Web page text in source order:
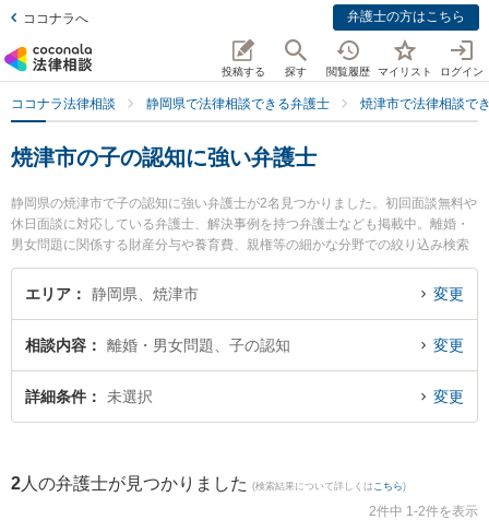
ココナラへ 弁護士の方はこちら
投稿する 探す 閲覧履歴 マイリスト ログイン
ココナラ法律相談 静岡県で法律相談できる弁護士 焼津市で法律相談で
焼津市の子の認知に強い弁護士
静岡県の焼津市で子の認知に強い弁護士が2名見つかりました。初回面談無料や
休日面談に対応している弁護士、解決事例を持つ弁護士なども掲載中。離婚・
男女問題に関係する財産分与や養育費、親権等の細かな分野での絞り込み検索
もでき便利です。特に弁護士法人KURATA 焼津事務所の黒木 朋宏弁護士や西尾
智美法律事務所の西尾 智美弁護士のプロフィール情報や弁護士費用、強みなど
弁護士を検索したい』『初回相談無料で子の認知を法律相談できる焼津市内の
弁護士に相談予約したい』などでお困りの相談者さんにおすすめです。
エリア 静岡県、焼津市 変更
相談内容 離婚・男女問題、子の認知 変更
詳細条件 未選択 変更
2 人の弁護士が見つかりました (検索結果について詳しくは こちら)
2件中 1-2件を表示